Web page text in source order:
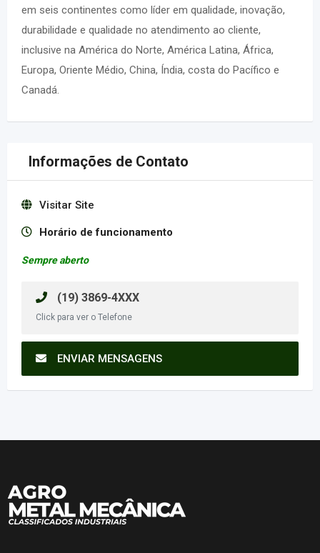
em seis continentes como líder em qualidade, inovação,
durabilidade e qualidade no atendimento ao cliente,
inclusive na América do Norte, América Latina, África,
Europa, Oriente Médio, China, Índia, costa do Pacífico e
Canadá.
Informações de Contato
Visitar Site
Horário de funcionamento
Sempre aberto
(19) 3869-4XXX
Click para ver o Telefone
ENVIAR MENSAGENS